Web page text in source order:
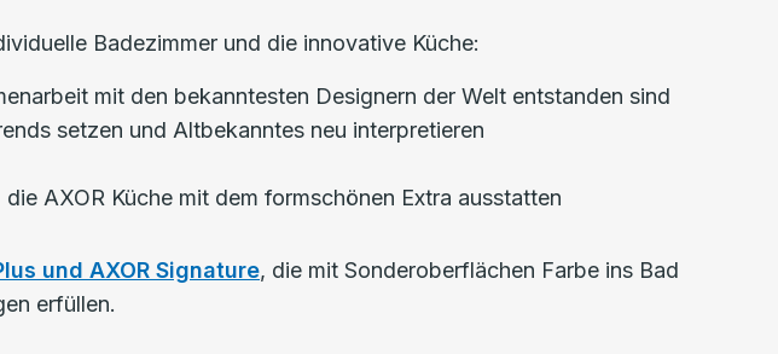
Badezimmer und die innovative Küche:
mit den bekanntesten Designern der Welt entstanden sind
setzen und Altbekanntes neu interpretieren
AXOR Küche mit dem formschönen Extra ausstatten
und AXOR Signature, die mit Sonderoberflächen Farbe ins Bad
erfüllen.